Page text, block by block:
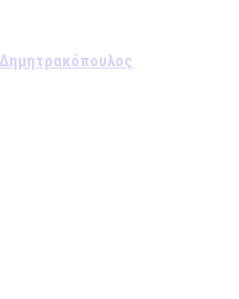
Δημητρακόπουλος